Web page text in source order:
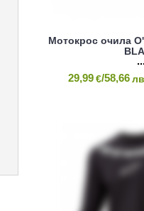
Мотокрос очила
29,99 €/58,66